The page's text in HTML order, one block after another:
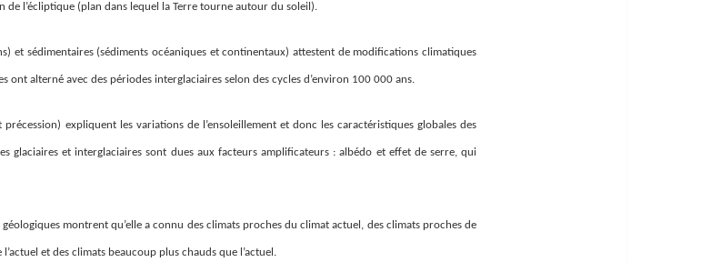
de l’écliptique (plan dans lequel la Terre tourne autour du soleil).
et sédimentaires (sédiments océaniques et continentaux) attestent de modifications climatiques
ont alterné avec des périodes interglaciaires selon des cycles d’environ 100 000 ans.
expliquent les variations de l’ensoleillement et donc les caractéristiques globales des
glaciaires et interglaciaires sont dues aux facteurs amplificateurs : albédo et effet de serre, qui
montrent qu’elle a connu des climats proches du climat actuel, des climats proches de
et des climats beaucoup plus chauds que l’actuel.